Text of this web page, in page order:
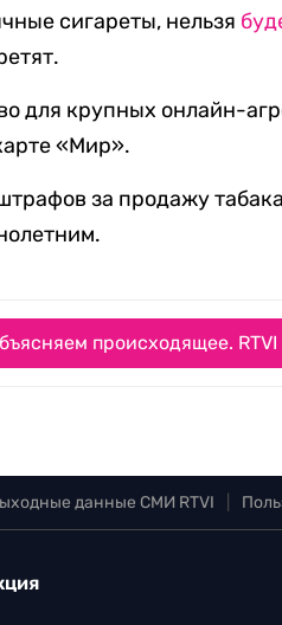
сигареты, нельзя
для крупных онлайн-
«Мир».
за продажу
происходящее. RTVI
данные СМИ RTVI